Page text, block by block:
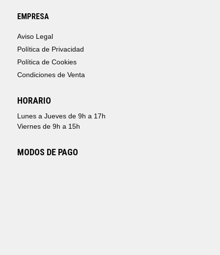
EMPRESA
Aviso Legal
Política de Privacidad
Política de Cookies
Condiciones de Venta
HORARIO
Lunes a Jueves de 9h a 17h
Viernes de 9h a 15h
MODOS DE PAGO